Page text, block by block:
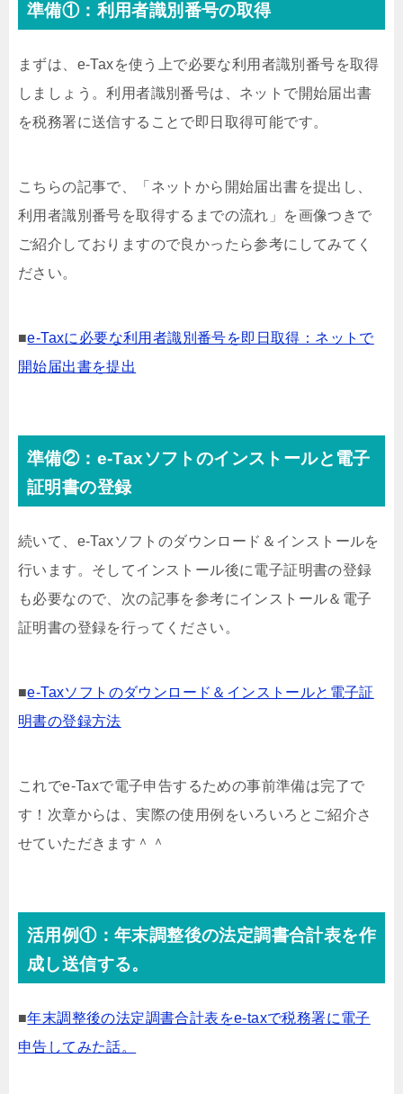
準備①：利用者識別番号の取得
まずは、e-Taxを使う上で必要な利用者識別番号を取得
しましょう。利用者識別番号は、ネットで開始届出書
を税務署に送信することで即日取得可能です。
こちらの記事で、「ネットから開始届出書を提出し、
利用者識別番号を取得するまでの流れ」を画像つきで
ご紹介しておりますので良かったら参考にしてみてく
ださい。
■e-Taxに必要な利用者識別番号を即日取得：ネットで
開始届出書を提出
準備②：e-Taxソフトのインストールと電子
証明書の登録
続いて、e-Taxソフトのダウンロード＆インストールを
行います。そしてインストール後に電子証明書の登録
も必要なので、次の記事を参考にインストール＆電子
証明書の登録を行ってください。
■e-Taxソフトのダウンロード＆インストールと電子証
明書の登録方法
これでe-Taxで電子申告するための事前準備は完了で
す！次章からは、実際の使用例をいろいろとご紹介さ
せていただきます＾＾
活用例①：年末調整後の法定調書合計表を作
成し送信する。
■年末調整後の法定調書合計表をe-taxで税務署に電子
申告してみた話。